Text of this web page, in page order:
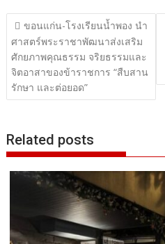
แนะแนว
เรื่อง
ขอนแก่น-โรงเรียนน้ำพอง นำ
ศาสตร์พระราชาพัฒนาส่งเสริม
ศักยภาพคุณธรรม จริยธรรมและ
จิตอาสาของข้าราชการ “สืบสาน
รักษา และต่อยอด”
Related posts